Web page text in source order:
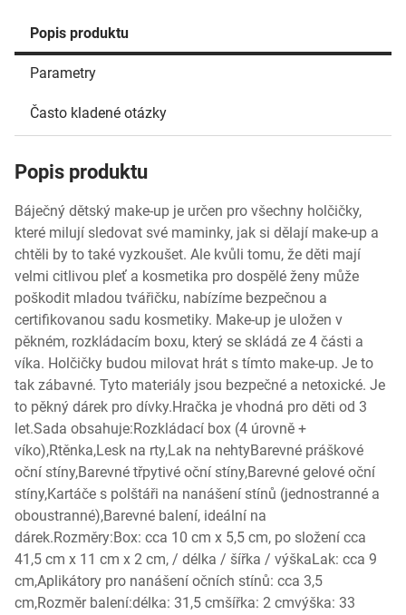
Popis produktu
Parametry
Často kladené otázky
Popis produktu
Báječný dětský make-up je určen pro všechny holčičky,
které milují sledovat své maminky, jak si dělají make-up a
chtěli by to také vyzkoušet. Ale kvůli tomu, že děti mají
velmi citlivou pleť a kosmetika pro dospělé ženy může
poškodit mladou tvářičku, nabízíme bezpečnou a
certifikovanou sadu kosmetiky. Make-up je uložen v
pěkném, rozkládacím boxu, který se skládá ze 4 části a
víka. Holčičky budou milovat hrát s tímto make-up. Je to
tak zábavné. Tyto materiály jsou bezpečné a netoxické. Je
to pěkný dárek pro dívky.Hračka je vhodná pro děti od 3
let.Sada obsahuje:Rozkládací box (4 úrovně +
víko),Rtěnka,Lesk na rty,Lak na nehtyBarevné práškové
oční stíny,Barevné třpytivé oční stíny,Barevné gelové oční
stíny,Kartáče s polštáři na nanášení stínů (jednostranné a
oboustranné),Barevné balení, ideální na
dárek.Rozměry:Box: cca 10 cm x 5,5 cm, po složení cca
41,5 cm x 11 cm x 2 cm, / délka / šířka / výškaLak: cca 9
cm,Aplikátory pro nanášení očních stínů: cca 3,5
cm,Rozměr balení:délka: 31,5 cmšířka: 2 cmvýška: 33